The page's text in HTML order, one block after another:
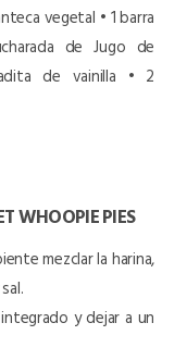
vegetal • 1 barra
de Jugo de
de vainilla • 2
WHOOPIE PIES
mezclar la harina,
y dejar a un